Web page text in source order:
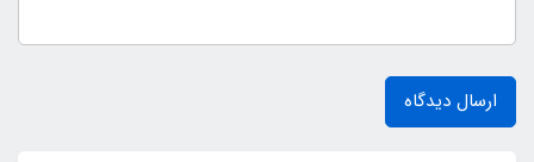
ارسال دیدگاه